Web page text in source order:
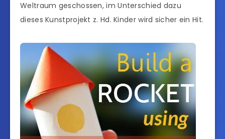
Weltraum geschossen, im Unterschied dazu
dieses Kunstprojekt z. Hd. Kinder wird sicher ein Hit.